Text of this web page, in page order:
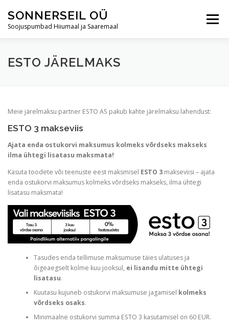
content
SONNERSEIL OÜ
Soojuspumbad Hiiumaal ja Saaremaal
Menu
AVALEHT ÕHKSOOJUSPUMBAD
JÄRELMAKS
ESTO JÄRELMAKS
Meie järelmaksu partner ESTO AS pakub kahte järelmaksu lahendust:
ESTO 3 makseviis
Ajata enda ostukorvi maksumus kolmeks võrdseks makseks
ilma ühtegi lisatasu maksmata!
Kasuta toodete või teenuste eest maksmisel ESTO 3 makseviisi – ajata
enda ostukorvi maksumus kolmeks võrdseks makseks, ilma ühtegi
lisatasu maksmata!
Tasudes enda tellimuse maksumuse täies ulatuses ja
õigeaegselt kolme kuu jooksul, ei lisandu mitte ühtegi
lisatasu.
Kuutasu kujuneb ostukorvi maksumuse jagamisel kolmeks
võrdseks osaks.
Minimaalne ostukorvi summa ESTO 3 kasutamisel on 60 EUR.